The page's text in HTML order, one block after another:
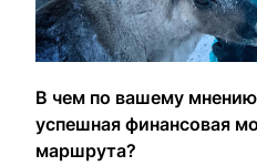
В чем по вашему
успешная финансовая
маршрута?